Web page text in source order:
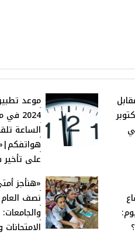
الأحد 20 أكتوبر
موعد
الساعة
على تأخير
«هنأجز